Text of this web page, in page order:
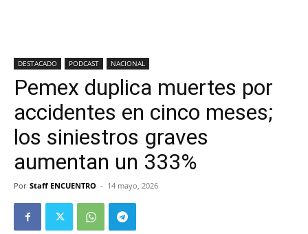
DESTACADO PODCAST NACIONAL
Pemex duplica muertes por
accidentes en cinco meses;
los siniestros graves
aumentan un 333%
Por Staff ENCUENTRO - 14 mayo, 2026